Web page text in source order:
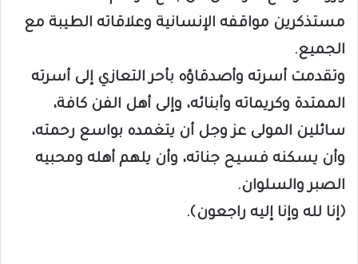
مستذكرين مواقفه الإنسانية وعلاقاته الطيبة مع
الجميع.
وتقدمت أسرته وأصدقاؤه بأحر التعازي إلى أسرته
الممتدة وكريماته وأبنائه، وإلى أهل الفن كافة،
سائلين المولى عز وجل أن يتغمده بواسع رحمته،
وأن يسكنه فسيح جناته، وأن يلهم أهله ومحبيه
الصبر والسلوان.
﴿إنا لله وإنا إليه راجعون﴾.